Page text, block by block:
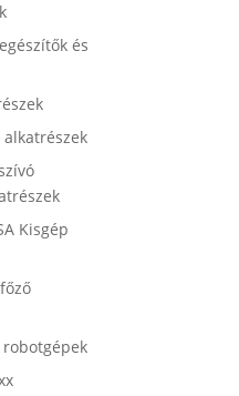
és
Kisgép